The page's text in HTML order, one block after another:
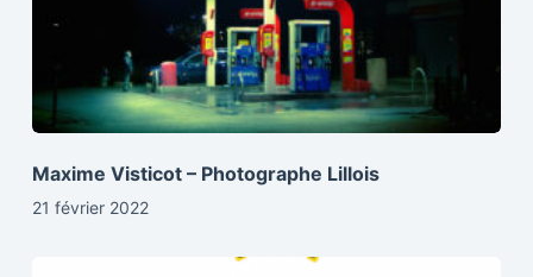
Maxime Visticot – Photographe Lillois
21 février 2022